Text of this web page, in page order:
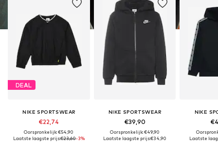
DEAL
NIKE SPORTSWEAR
€22,74
Oorspronkelijk: €54,90
Laatste laagste prijs:€23,60-3%
NIKE SPORTSWEAR
€39,90
Oorspronkelijk: €49,90
Laatste laagste prijs:€34,90
NIKE
Laatste